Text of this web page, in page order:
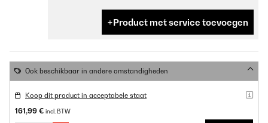
Product met service toevoegen
Ook beschikbaar in andere omstandigheden
Koop dit product in acceptabele staat
161,99 € incl. BTW